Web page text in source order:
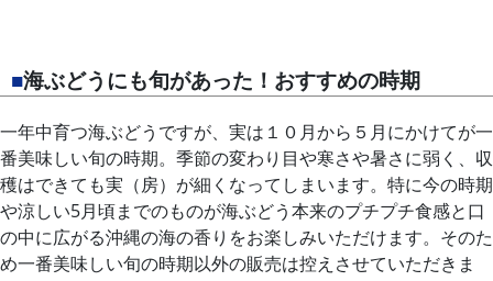
■海ぶどうにも旬があった！おすすめの時期
一年中育つ海ぶどうですが、実は１０月から５月にかけてが一
番美味しい旬の時期。季節の変わり目や寒さや暑さに弱く、収
穫はできても実（房）が細くなってしまいます。特に今の時期
や涼しい5月頃までのものが海ぶどう本来のプチプチ食感と口
の中に広がる沖縄の海の香りをお楽しみいただけます。そのた
め一番美味しい旬の時期以外の販売は控えさせていただきま